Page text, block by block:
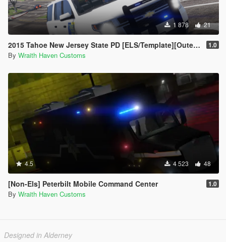
1 878 21
2015 Tahoe New Jersey State PD [ELS/Template][Outer Edges] 1.0
By Wraith Haven Customs
4.5 4 523 48
[Non-Els] Peterbilt Mobile Command Center 1.0
By Wraith Haven Customs
Designed in Alderney